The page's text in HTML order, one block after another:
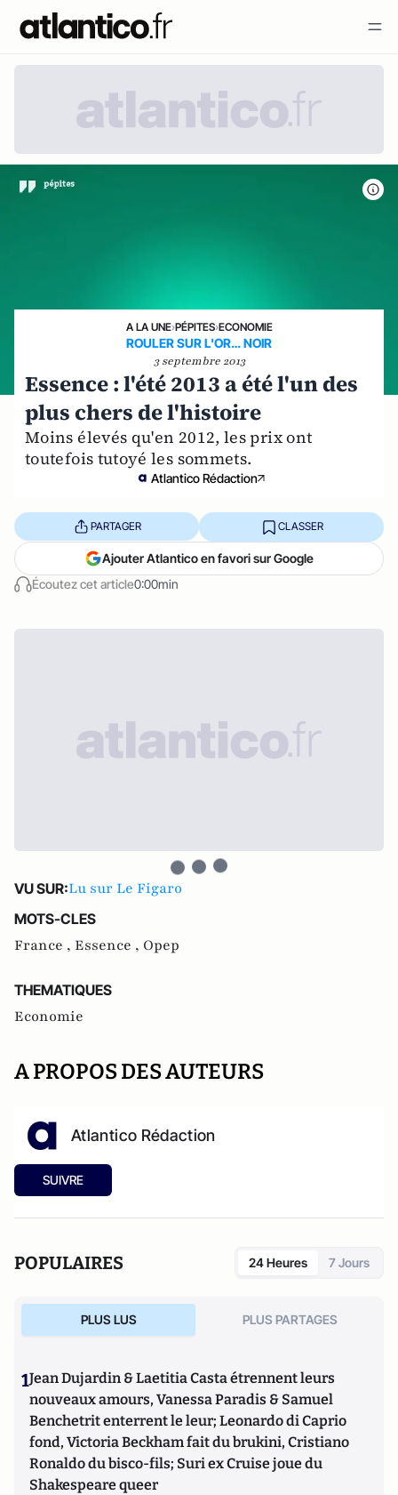
A LA UNE›PÉPITES›ECONOMIE
ROULER SUR L'OR… NOIR
3 septembre 2013
Essence : l'été 2013 a été l'un des
plus chers de l'histoire
Moins élevés qu'en 2012, les prix ont
toutefois tutoyé les sommets.
Atlantico Rédaction
Écoutez cet article0:00min
PARTAGER CLASSER
Ajouter Atlantico en favori sur Google
VU SUR:Lu sur Le Figaro
MOTS-CLES
France , Essence , Opep
THEMATIQUES
Economie
A PROPOS DES AUTEURS
Atlantico Rédaction
SUIVRE
POPULAIRES 24 Heures 7 Jours
PLUS LUS PLUS PARTAGES
1Jean Dujardin & Laetitia Casta étrennent leurs
nouveaux amours, Vanessa Paradis & Samuel
Benchetrit enterrent le leur; Leonardo di Caprio
fond, Victoria Beckham fait du brukini, Cristiano
Ronaldo du bisco-fils; Suri ex Cruise joue du
Shakespeare queer